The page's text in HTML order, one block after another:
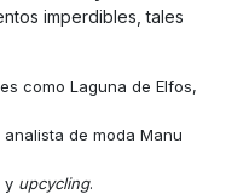
imperdibles, tales
como Laguna de Elfos,
de moda Manu
y upcycling.